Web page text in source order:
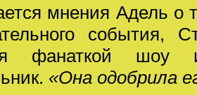
мнения Адель о
события,
фанаткой
«Она одобрила